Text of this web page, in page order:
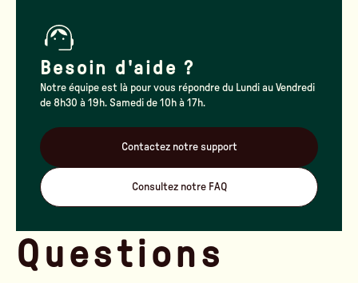
Questions
Besoin d'aide ?
Notre équipe est là pour vous répondre du Lundi au Vendredi
de 8h30 à 19h. Samedi de 10h à 17h.
Contactez notre support
Consultez notre FAQ